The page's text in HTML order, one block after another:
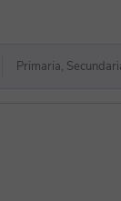
Primaria,